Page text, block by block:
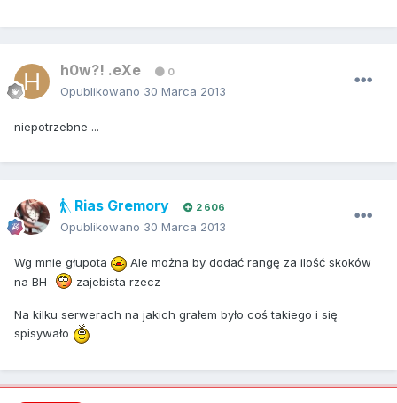
h0w?! .eXe 0
Opublikowano 30 Marca 2013
niepotrzebne ...
Rias Gremory 2 606
Opublikowano 30 Marca 2013
Wg mnie głupota
Ale można by dodać rangę za ilość skoków
na BH
zajebista rzecz
Na kilku serwerach na jakich grałem było coś takiego i się
spisywało